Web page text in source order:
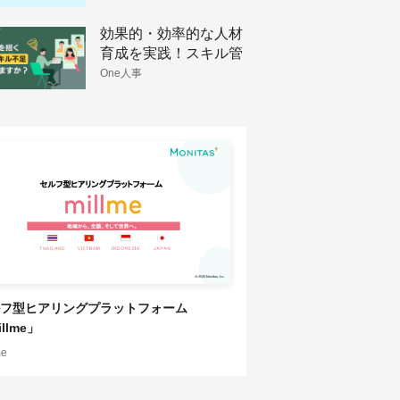
効果的・効率的な人材
育成を実践！スキル管
理のメリットと手法
One人事
型ヒアリングプラットフォーム
」